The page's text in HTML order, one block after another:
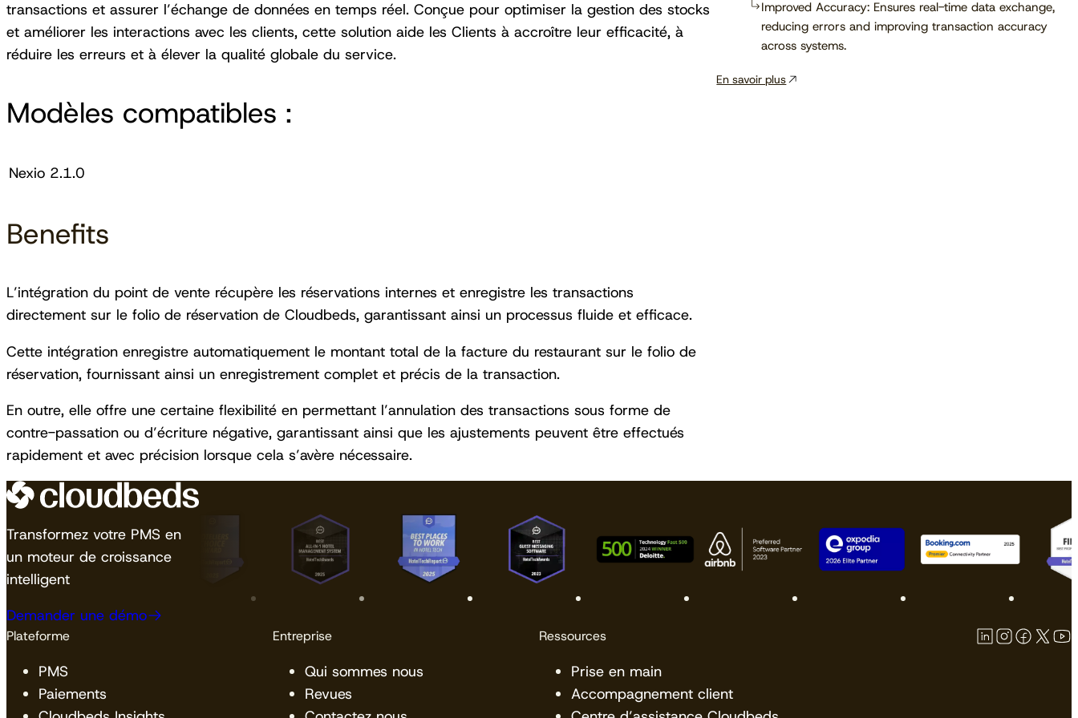
transactions et assurer l’échange de données en temps réel. Conçue pour optimiser la gestion des stocks
et améliorer les interactions avec les clients, cette solution aide les Clients à accroître leur efficacité, à
réduire les erreurs et à élever la qualité globale du service.
Modèles compatibles :
Nexio 2.1.0
Benefits
L’intégration du point de vente récupère les réservations internes et enregistre les transactions
directement sur le folio de réservation de Cloudbeds, garantissant ainsi un processus fluide et efficace.
Cette intégration enregistre automatiquement le montant total de la facture du restaurant sur le folio de
réservation, fournissant ainsi un enregistrement complet et précis de la transaction.
En outre, elle offre une certaine flexibilité en permettant l’annulation des transactions sous forme de
contre-passation ou d’écriture négative, garantissant ainsi que les ajustements peuvent être effectués
rapidement et avec précision lorsque cela s’avère nécessaire.
Improved Accuracy: Ensures real-time data exchange,
reducing errors and improving transaction accuracy
across systems.
En savoir plus
Transformez votre PMS en
un moteur de croissance
intelligent
Demander une démo
Plateforme
PMS
Paiements
Entreprise
Qui sommes nous
Revues
Ressources
Prise en main
Accompagnement client